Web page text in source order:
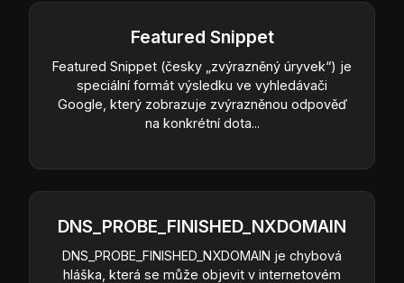
Featured Snippet
Featured Snippet (česky „zvýrazněný úryvek“) je
speciální formát výsledku ve vyhledávači
Google, který zobrazuje zvýrazněnou odpověď
na konkrétní dota...
DNS_PROBE_FINISHED_NXDOMAIN
DNS_PROBE_FINISHED_NXDOMAIN je chybová
hláška, která se může objevit v internetovém